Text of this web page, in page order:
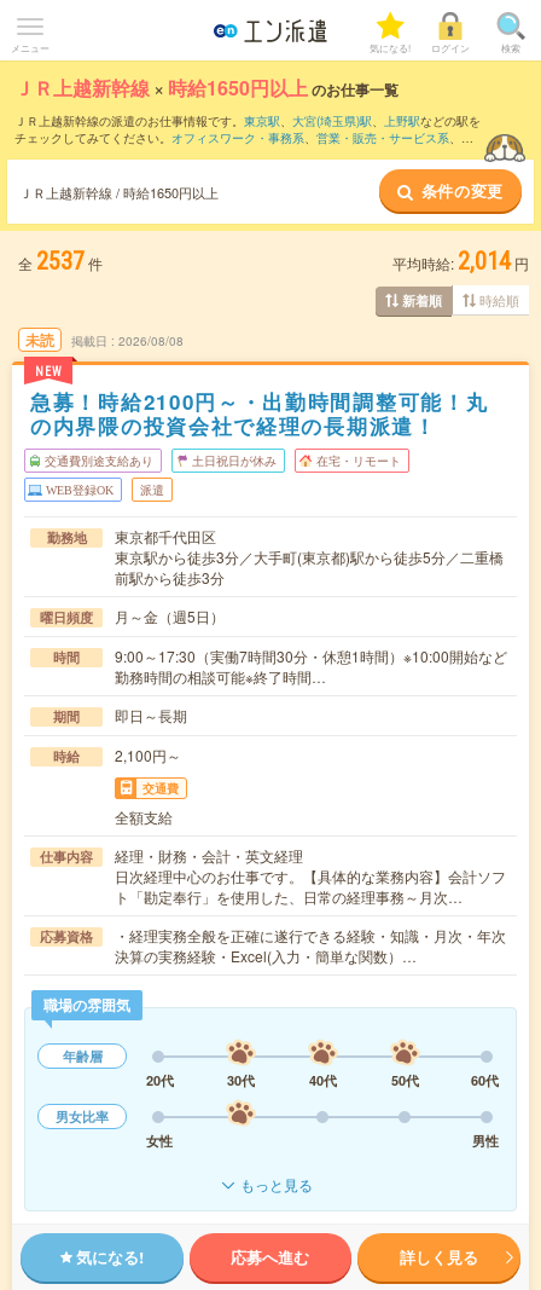
メニュー 気になる! ログイン 検索
ＪＲ上越新幹線 × 時給1650円以上のお仕事一覧
ＪＲ上越新幹線の派遣のお仕事情報です。 東京駅、 大宮(埼玉県)駅、 上野駅などの駅を
チェックしてみてください。 オフィスワーク・事務系、 営業・販売・サービス系、 ク
ＪＲ上越新幹線 / 時給1650円以上 条件の変更
全 2537件 平均時給: 2,014 円
新着順 時給順
未読
NEW
掲載日 2026/08/08
急募！時給2100円～・出勤時間調整可能！丸
の内界隈の投資会社で経理の長期派遣！
交通費別途支給あり 土日祝日が休み 在宅・リモート
WEB登録OK 派遣
勤務地
東京都千代田区
東京駅から徒歩3分／大手町(東京都)駅から徒歩5分／二重橋
前駅から徒歩3分
曜日頻度 月～金（週5日）
時間
9:00～17:30（実働7時間30分・休憩1時間）※10:00開始など
勤務時間の相談可能※終了時間…
期間 即日～長期
時給 2,100円～
交通費
全額支給
仕事内容
経理・財務・会計・英文経理
日次経理中心のお仕事です。【具体的な業務内容】会計ソフ
ト「勘定奉行」を使用した、日常の経理事務～月次…
応募資格
・経理実務全般を正確に遂行できる経験・知識・月次・年次
決算の実務経験・Excel(入力・簡単な関数）…
職場の雰囲気
年齢層
20代
30代 40代 50代
60代
男女比率
女性
男性
もっと見る
気になる! 応募へ進む 詳しく見る